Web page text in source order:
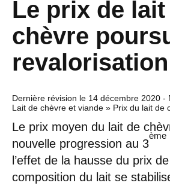
Le prix de lait
chèvre
revalorisation
Dernière révision le 14 décembre 2020 -
Lait de chèvre et viande » Prix du lait de
Le prix moyen du lait de
nouvelle progression au 3
ème
l’effet de la hausse du prix
composition du lait se